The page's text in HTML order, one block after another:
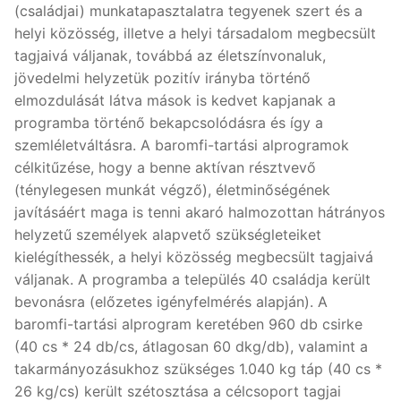
(családjai) munkatapasztalatra tegyenek szert és a
helyi közösség, illetve a helyi társadalom megbecsült
tagjaivá váljanak, továbbá az életszínvonaluk,
jövedelmi helyzetük pozitív irányba történő
elmozdulását látva mások is kedvet kapjanak a
programba történő bekapcsolódásra és így a
szemléletváltásra. A baromfi-tartási alprogramok
célkitűzése, hogy a benne aktívan résztvevő
(ténylegesen munkát végző), életminőségének
javításáért maga is tenni akaró halmozottan hátrányos
helyzetű személyek alapvető szükségleteiket
kielégíthessék, a helyi közösség megbecsült tagjaivá
váljanak. A programba a település 40 családja került
bevonásra (előzetes igényfelmérés alapján). A
baromfi-tartási alprogram keretében 960 db csirke
(40 cs * 24 db/cs, átlagosan 60 dkg/db), valamint a
takarmányozásukhoz szükséges 1.040 kg táp (40 cs *
26 kg/cs) került szétosztása a célcsoport tagjai